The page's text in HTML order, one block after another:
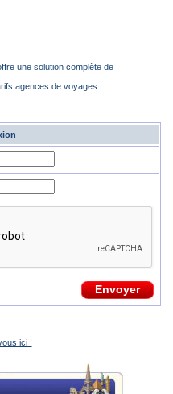
une solution complète de
agences de voyages.
ici !